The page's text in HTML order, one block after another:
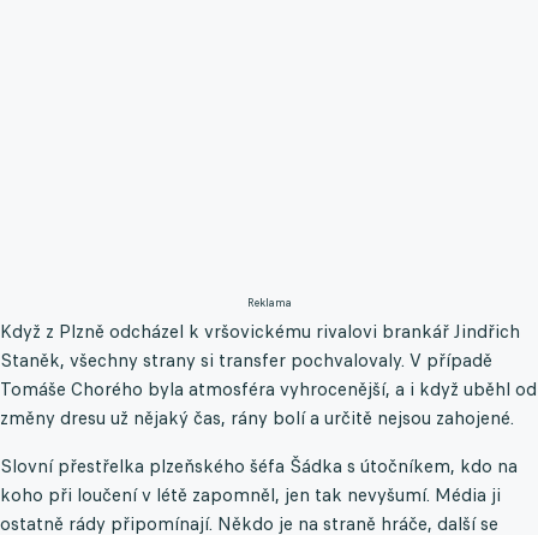
Reklama
Když z Plzně odcházel k vršovickému rivalovi brankář Jindřich
Staněk, všechny strany si transfer pochvalovaly. V případě
Tomáše Chorého byla atmosféra vyhrocenější, a i když uběhl od
změny dresu už nějaký čas, rány bolí a určitě nejsou zahojené.
Slovní přestřelka plzeňského šéfa Šádka s útočníkem, kdo na
koho při loučení v létě zapomněl, jen tak nevyšumí. Média ji
ostatně rády připomínají. Někdo je na straně hráče, další se